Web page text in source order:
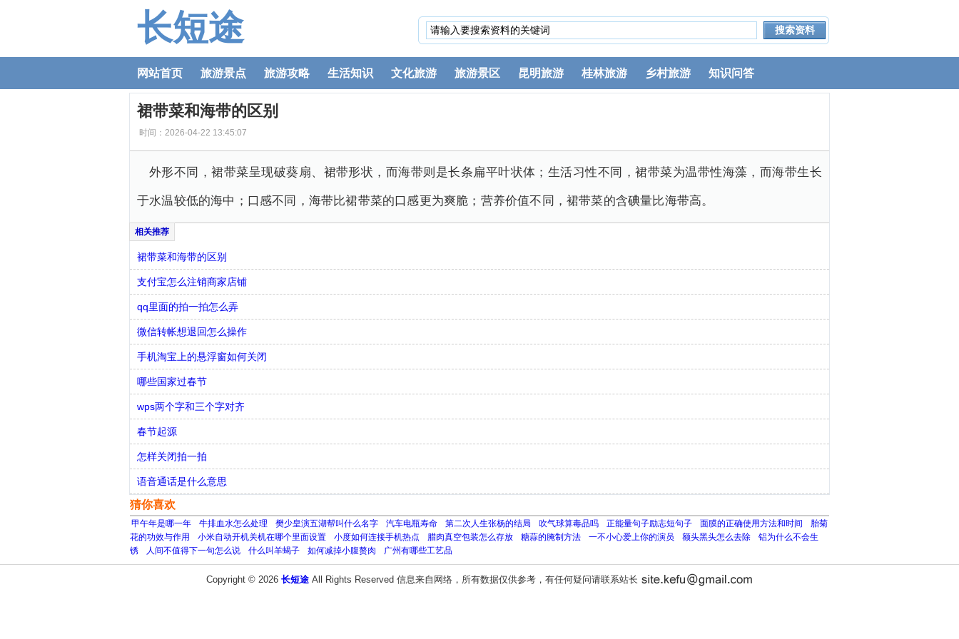
长短途
网站首页 旅游景点 旅游攻略 生活知识 文化旅游 旅游景区 昆明旅游 桂林旅游 乡村旅游 知识问答
裙带菜和海带的区别
时间：2026-04-22 13:45:07
外形不同，裙带菜呈现破葵扇、裙带形状，而海带则是长条扁平叶状体；生活习性不同，裙带菜为温带性海藻，而海带生长
于水温较低的海中；口感不同，海带比裙带菜的口感更为爽脆；营养价值不同，裙带菜的含碘量比海带高。
裙带菜和海带的区别
支付宝怎么注销商家店铺
qq里面的拍一拍怎么弄
微信转帐想退回怎么操作
手机淘宝上的悬浮窗如何关闭
哪些国家过春节
wps两个字和三个字对齐
春节起源
怎样关闭拍一拍
语音通话是什么意思
猜你喜欢
甲午年是哪一年 牛排血水怎么处理 樊少皇演五湖帮叫什么名字 汽车电瓶寿命 第二次人生张杨的结局 吹气球算毒品吗 正能量句子励志短句子 面膜的正确使用方法和时间
胎菊
花的功效与作用
小米自动开机关机在哪个里面设置 小度如何连接手机热点 腊肉真空包装怎么存放 糖蒜的腌制方法 一不小心爱上你的演员 额头黑头怎么去除
铝为什么不会生
锈
人间不值得下一句怎么说 什么叫羊蝎子 如何减掉小腹赘肉 广州有哪些工艺品
Copyright © 2026 长短途All Rights Reserved 信息来自网络，所有数据仅供参考，有任何疑问请联系站长